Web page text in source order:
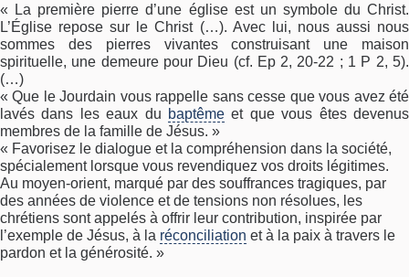
« La première pierre d’une église est un symbole du Christ.
L’Église repose sur le Christ (…). Avec lui, nous aussi nous
sommes des pierres vivantes construisant une maison
spirituelle, une demeure pour Dieu (cf. Ep 2, 20-22 ; 1 P 2, 5).
(…)
« Que le Jourdain vous rappelle sans cesse que vous avez été
lavés dans les eaux du baptême et que vous êtes devenus
membres de la famille de Jésus. »
« Favorisez le dialogue et la compréhension dans la société,
spécialement lorsque vous revendiquez vos droits légitimes.
Au moyen-orient, marqué par des souffrances tragiques, par
des années de violence et de tensions non résolues, les
chrétiens sont appelés à offrir leur contribution, inspirée par
l’exemple de Jésus, à la réconciliation et à la paix à travers le
pardon et la générosité. »